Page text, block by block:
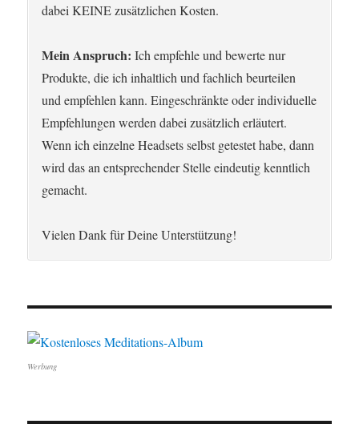
dabei KEINE zusätzlichen Kosten.
Mein Anspruch: Ich empfehle und bewerte nur
Produkte, die ich inhaltlich und fachlich beurteilen
und empfehlen kann. Eingeschränkte oder individuelle
Empfehlungen werden dabei zusätzlich erläutert.
Wenn ich einzelne Headsets selbst getestet habe, dann
wird das an entsprechender Stelle eindeutig kenntlich
gemacht.
Vielen Dank für Deine Unterstützung!
Werbung